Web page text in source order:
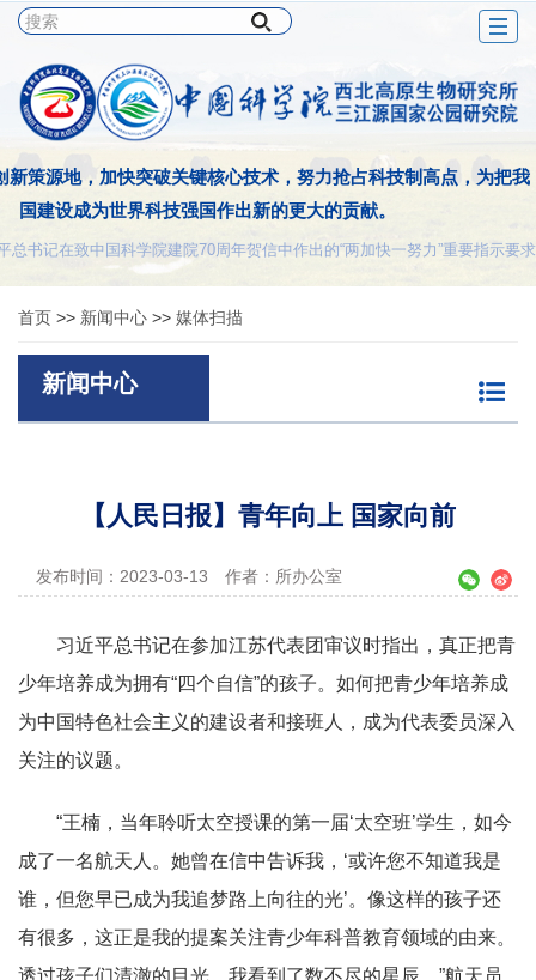
新策源地，加快突破关键核心技术，努力抢占科技制高点，为把我
国建设成为世界科技强国作出新的更大的贡献。
书记在致中国科学院建院70周年贺信中作出的“两加快一努力”重要指示要求
首页 >> 新闻中心 >> 媒体扫描
新闻中心
【人民日报】青年向上 国家向前
发布时间：2023-03-13 作者：所办公室
习近平总书记在参加江苏代表团审议时指出，真正把青
少年培养成为拥有“四个自信”的孩子。如何把青少年培养成
为中国特色社会主义的建设者和接班人，成为代表委员深入
关注的议题。
“王楠，当年聆听太空授课的第一届‘太空班’学生，如今
成了一名航天人。她曾在信中告诉我，‘或许您不知道我是
谁，但您早已成为我追梦路上向往的光’。像这样的孩子还
有很多，这正是我的提案关注青少年科普教育领域的由来。
透过孩子们清澈的目光，我看到了数不尽的星辰。”航天员